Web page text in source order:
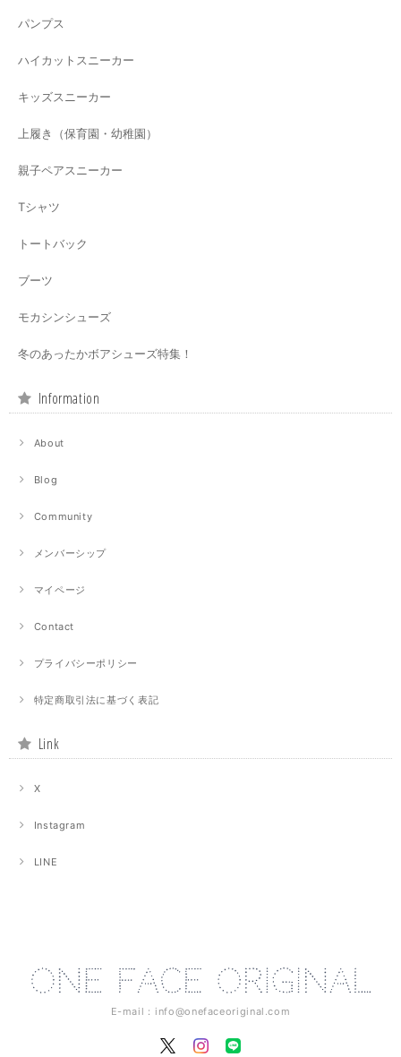
パンプス
ハイカットスニーカー
キッズスニーカー
上履き（保育園・幼稚園）
親子ペアスニーカー
Tシャツ
トートバック
ブーツ
モカシンシューズ
冬のあったかボアシューズ特集！
Information
About
Blog
Community
メンバーシップ
マイページ
Contact
プライバシーポリシー
特定商取引法に基づく表記
Link
X
Instagram
LINE
E-mail： info@onefaceoriginal.com